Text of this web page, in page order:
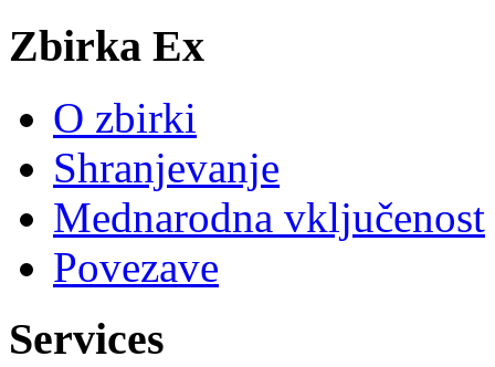
Zbirka Ex
O zbirki
Shranjevanje
Mednarodna vključenost
Povezave
Services